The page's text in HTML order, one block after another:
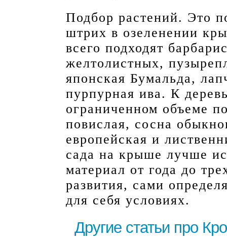
Подбор растений. Это
штрих в озеленении
всего подходят
желтолистных,
японская Бумальда,
пурпурная ива. К
ограниченном объеме
повислая, сосна
европейская и
сада на крыше лучше
материал от года до
развития, сами
для себя условиях.
Другие статьи про